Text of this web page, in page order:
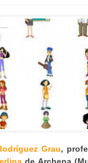
Grau,
de Archena